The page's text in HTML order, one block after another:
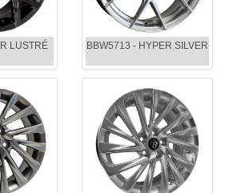
LUSTRÉ BBW5713 - HYPER SILVER